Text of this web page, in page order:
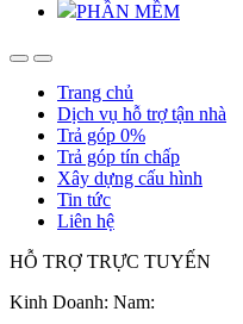
PHẦN MỀM
Trang chủ
Dịch vụ hỗ trợ tận nhà
Trả góp 0%
Trả góp tín chấp
Xây dựng cấu hình
Tin tức
Liên hệ
HỖ TRỢ TRỰC TUYẾN
Kinh Doanh: Nam: